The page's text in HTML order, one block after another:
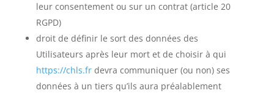
leur consentement ou sur un contrat (article 20
RGPD)
droit de définir le sort des données des
Utilisateurs après leur mort et de choisir à qui
https://chls.frdevra communiquer (ou non) ses
données à un tiers qu’ils aura préalablement